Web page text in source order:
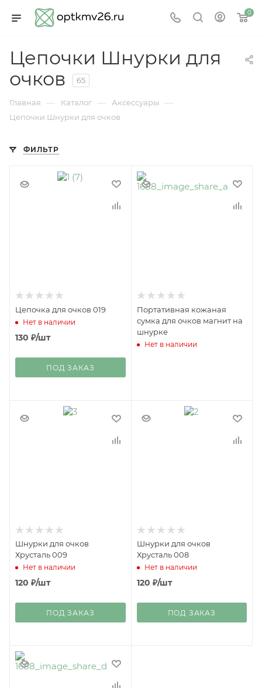
0
Цепочки Шнурки для
очков
65
Главная — Каталог — Аксессуары —
Цепочки Шнурки для очков
ФИЛЬТР
Цепочка для очков 019
Нет в наличии
130 ₽/шт
ПОД ЗАКАЗ
Портативная кожаная
сумка для очков магнит на
шнурке
Нет в наличии
Шнурки для очков
Хрусталь 009
Нет в наличии
120 ₽/шт
ПОД ЗАКАЗ
Шнурки для очков
Хрусталь 008
Нет в наличии
120 ₽/шт
ПОД ЗАКАЗ